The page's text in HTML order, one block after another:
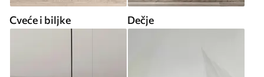
Cveće i biljke Dečje